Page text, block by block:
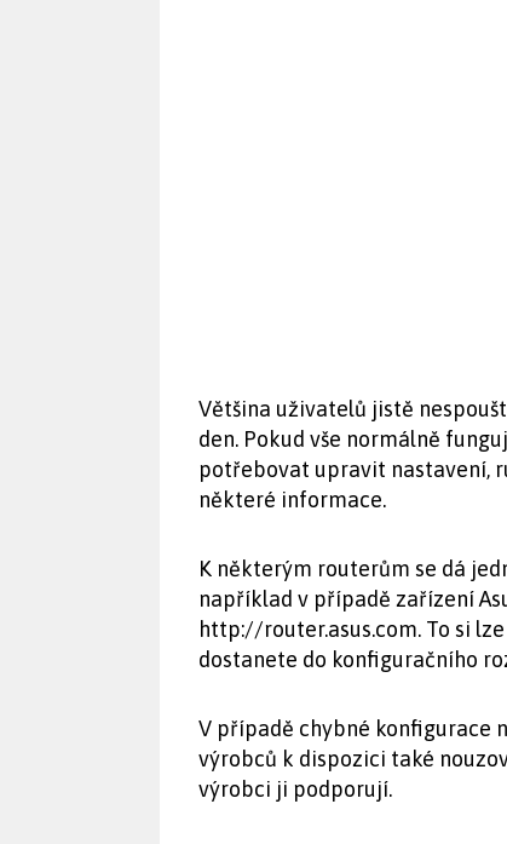
Většina uživatelů jistě
den. Pokud vše normálně
potřebovat upravit nastavení,
některé informace.
K některým routerům se dá
například v případě zařízení
http://router.asus.com. To si
dostanete do konfiguračního
V případě chybné konfigurace
výrobců k dispozici také
výrobci ji podporují.